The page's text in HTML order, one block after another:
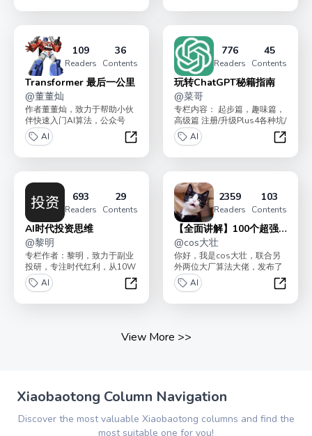
编程与 AI 编程 AI爆
109
Readers
36
Contents
Transformer 最后一公里
@董董灿
作者董董灿，致力于帮助小伙
伴快速入门AI算法，公众号
《董董灿是个攻城狮》主理
人。基于Transfor...
AI
Transformer 最后一公里
776
Readers
45
Contents
玩转ChatGPT秘籍指南
@菜哥
专栏内容： 起步篇，趣味篇，
高级篇 注册/升级Plus4各种坑/
让GPT生图片/GPT4生高清图...
AI
玩转
693
Readers
29
Contents
AI时代投资思维
@黎明
专栏作者：黎明，致力于副业
投研，专注时代红利，从10W
本金起步到收益超8位数，曾
初期便投资特斯拉、美...
AI
AI时代投资思维
2359
Readers
103
Contents
【全面讲解】100个超强
机器学习模型
@cos大壮
你好，我是cos大壮，联合另
外两位大厂算法大佬，发布了
《100个超强机器学习算法模
型》！最近，全网突...
AI
【全
View More >>
Xiaobaotong Column Navigation
Discover the most valuable Xiaobaotong columns and find the
most suitable one for you!